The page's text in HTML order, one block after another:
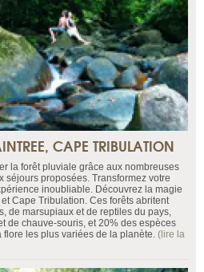
CAPE TRIBULATION
la forêt pluviale grâce aux nombreuses
séjours proposées. Transformez votre
inoubliable. Découvrez la magie
Cape Tribulation. Ces forêts abritent
de marsupiaux et de reptiles du pays,
de chauve-souris, et 20% des espèces
flore les plus variées de la planète. (lire la